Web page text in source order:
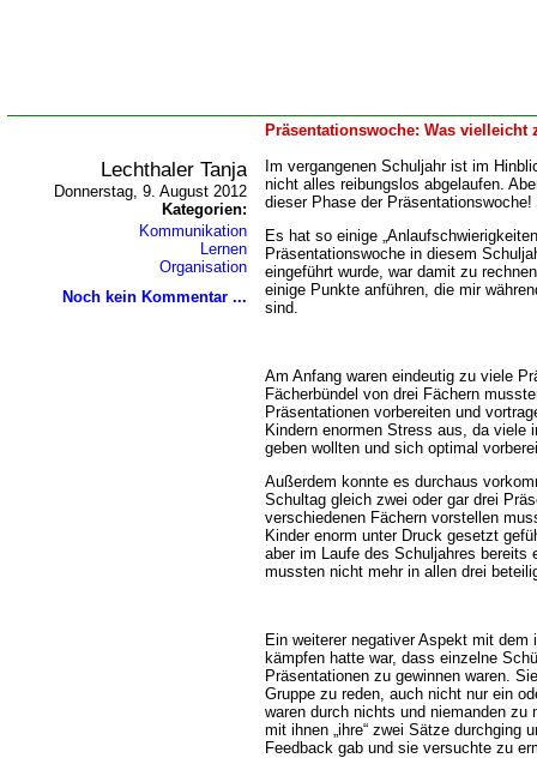
Präsentationswoche: Was vielleicht
Lechthaler Tanja
Donnerstag, 9. August 2012
Kategorien:
Kommunikation
Lernen
Organisation
Noch kein Kommentar ...
Im vergangenen Schuljahr ist im
nicht alles reibungslos abgelaufen.
dieser Phase der Präsentationswoche!
Es hat so einige
Präsentationswoche in diesem
eingeführt wurde, war damit zu
einige Punkte anführen, die mir
sind.
Am Anfang waren eindeutig zu viele
Fächerbündel von drei Fächern
Präsentationen vorbereiten und
Kindern enormen Stress aus, da viele
geben wollten und sich optimal
Außerdem konnte es durchaus
Schultag gleich zwei oder gar drei
verschiedenen Fächern vorstellen
Kinder enorm unter Druck gesetzt
aber im Laufe des Schuljahres bereits
mussten nicht mehr in allen drei
Ein weiterer negativer Aspekt mit
kämpfen hatte war, dass einzelne
Präsentationen zu gewinnen waren.
Gruppe zu reden, auch nicht nur ein
waren durch nichts und niemanden
mit ihnen „ihre“ zwei Sätze durchging
Feedback gab und sie versuchte zu